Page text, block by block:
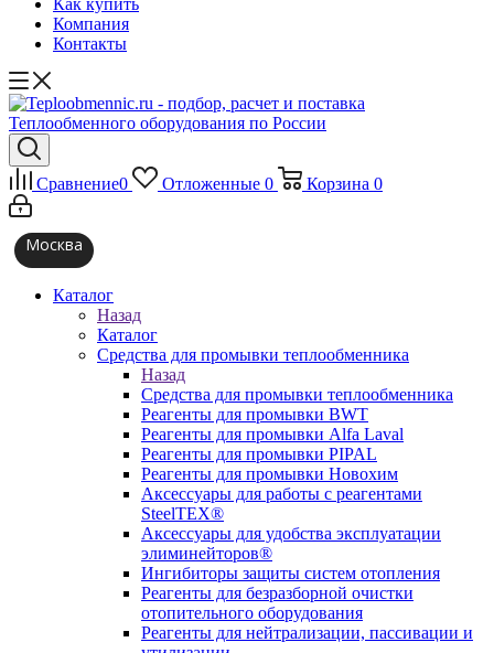
Как купить
Компания
Контакты
Сравнение0 Отложенные 0 Корзина 0
Москва
Каталог
Назад
Каталог
Средства для промывки теплообменника
Назад
Средства для промывки теплообменника
Реагенты для промывки BWT
Реагенты для промывки Alfa Laval
Реагенты для промывки PIPAL
Реагенты для промывки Новохим
Аксессуары для работы с реагентами
SteelTEX®
Аксессуары для удобства эксплуатации
элиминейторов®
Ингибиторы защиты систем отопления
Реагенты для безразборной очистки
отопительного оборудования
Реагенты для нейтрализации, пассивации и